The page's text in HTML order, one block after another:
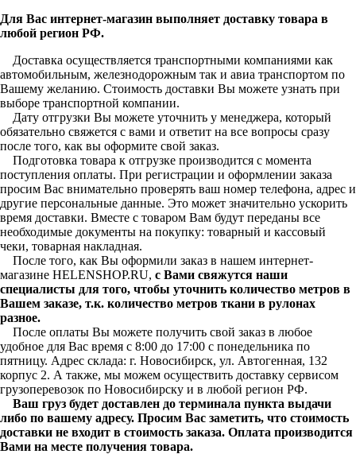
Для Вас интернет-магазин выполняет доставку товара в
любой регион РФ.
Доставка осуществляется транспортными компаниями как
автомобильным, железнодорожным так и авиа транспортом по
Вашему желанию. Стоимость доставки Вы можете узнать при
выборе транспортной компании.
Дату отгрузки Вы можете уточнить у менеджера, который
обязательно свяжется с вами и ответит на все вопросы сразу
после того, как вы оформите свой заказ.
Подготовка товара к отгрузке производится с момента
поступления оплаты. При регистрации и оформлении заказа
просим Вас внимательно проверять ваш номер телефона, адрес и
другие персональные данные. Это может значительно ускорить
время доставки. Вместе с товаром Вам будут переданы все
необходимые документы на покупку: товарный и кассовый
чеки, товарная накладная.
После того, как Вы оформили заказ в нашем интернет-
магазине HELENSHOP.RU, с Вами свяжутся наши
специалисты для того, чтобы уточнить количество метров в
Вашем заказе, т.к. количество метров ткани в рулонах
разное.
После оплаты Вы можете получить свой заказ в любое
удобное для Вас время с 8:00 до 17:00 с понедельника по
пятницу. Адрес склада: г. Новосибирск, ул. Автогенная, 132
корпус 2. А также, мы можем осуществить доставку сервисом
грузоперевозок по Новосибирску и в любой регион РФ.
Ваш груз будет доставлен до терминала пункта выдачи
либо по вашему адресу. Просим Вас заметить, что стоимость
доставки не входит в стоимость заказа. Оплата производится
Вами на месте получения товара.